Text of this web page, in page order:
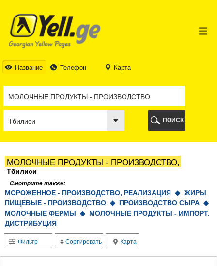
Название Телефон Карта
ТБИЛИСИ
ТБИЛИСИ
АБХАЗИЯ
ГАЛИ
БАТУМИ
КОБУЛЕТИ
ШУАХЕВИ
ЧАКВИ
ОЗУРГЕТИ
ЧОХАТАУРИ
УРЕКИ
ИМЕРЕТИЯ
БАГДАТИ
ВАНИ
ЗЕСТАФОНИ
ТЕРДЖОЛА
САМТРЕДИА
САЧХЕРЕ
ПОИСК
МОЛОЧНЫЕ ПРОДУКТЫ - ПРОИЗВОДСТВО,
Тбилиси
Смотрите также:
МОРОЖЕННОЕ - ПРОИЗВОДСТВО, РЕАЛИЗАЦИЯ ◆ ЖИРЫ
ПИЩЕВЫЕ - ПРОИЗВОДСТВО ◆ ПРОИЗВОДСТВО СЫРА ◆
МОЛОЧНЫЕ ФЕРМЫ ◆ МОЛОЧНЫЕ ПРОДУКТЫ - ИМПОРТ,
ДИСТРИБУЦИЯ
Фильтр Сортировать Карта